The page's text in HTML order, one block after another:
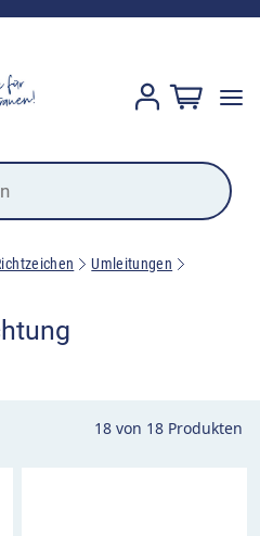
Umleitungen
18 von 18 Produkten